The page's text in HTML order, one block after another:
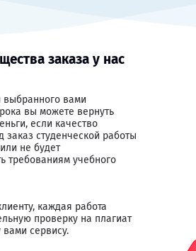
заказа у нас
вами
вы можете вернуть
если качество
заказ студенческой работы
не будет
требованиям учебного
каждая работа
проверку на плагиат
сервису.